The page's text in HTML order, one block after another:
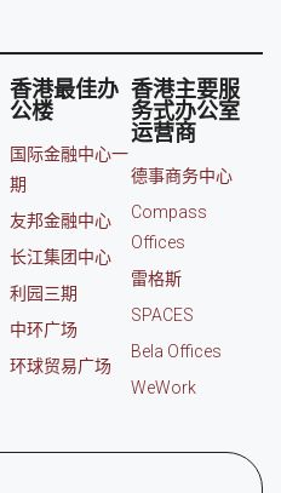
香港最佳办
公楼
国际金融中心一
期
友邦金融中心
长江集团中心
利园三期
中环广场
环球贸易广场
香港主要服
务式办公室
运营商
德事商务中心
Compass
Offices
雷格斯
SPACES
Bela Offices
WeWork